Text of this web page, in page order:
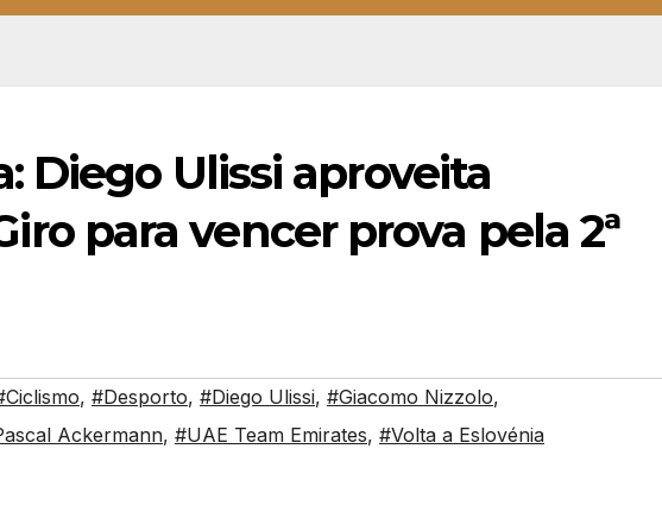
Diego Ulissi aproveita
para vencer prova pela 2ª
, #Desporto, #Diego Ulissi, #Giacomo Nizzolo,
Ackermann, #UAE Team Emirates, #Volta a Eslovénia